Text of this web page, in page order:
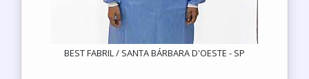
BEST FABRIL / SANTA BÁRBARA D'OESTE - SP